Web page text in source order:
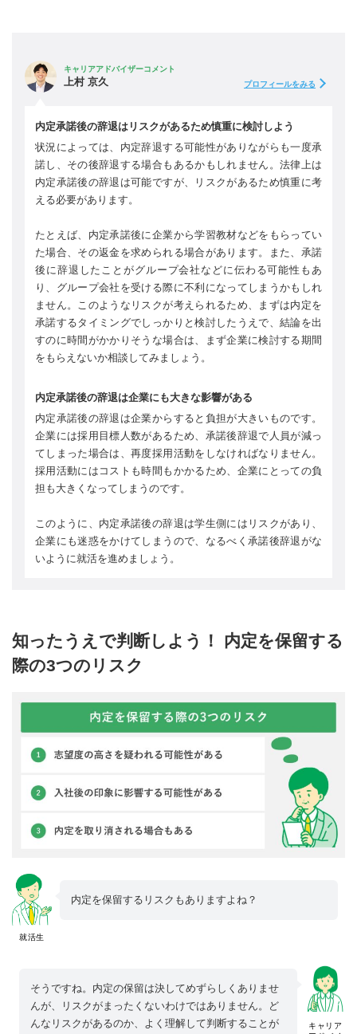
キャリアアドバイザーコメント
上村 京久 プロフィールをみる
内定承諾後の辞退はリスクがあるため慎重に検討しよう
状況によっては、内定辞退する可能性がありながらも一度承
諾し、その後辞退する場合もあるかもしれません。法律上は
内定承諾後の辞退は可能ですが、リスクがあるため慎重に考
える必要があります。
たとえば、内定承諾後に企業から学習教材などをもらってい
た場合、その返金を求められる場合があります。また、承諾
後に辞退したことがグループ会社などに伝わる可能性もあ
り、グループ会社を受ける際に不利になってしまうかもしれ
ません。このようなリスクが考えられるため、まずは内定を
承諾するタイミングでしっかりと検討したうえで、結論を出
すのに時間がかかりそうな場合は、まず企業に検討する期間
をもらえないか相談してみましょう。
内定承諾後の辞退は企業にも大きな影響がある
内定承諾後の辞退は企業からすると負担が大きいものです。
企業には採用目標人数があるため、承諾後辞退で人員が減っ
てしまった場合は、再度採用活動をしなければなりません。
採用活動にはコストも時間もかかるため、企業にとっての負
担も大きくなってしまうのです。
このように、内定承諾後の辞退は学生側にはリスクがあり、
企業にも迷惑をかけてしまうので、なるべく承諾後辞退がな
いように就活を進めましょう。
知ったうえで判断しよう！ 内定を保留する
際の3つのリスク
就活生
内定を保留するリスクもありますよね？
キャリア
そうですね。内定の保留は決してめずらしくありませ
んが、リスクがまったくないわけではありません。ど
んなリスクがあるのか、よく理解して判断することが